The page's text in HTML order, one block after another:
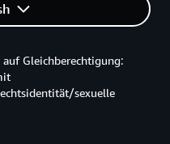
Gleichberechtigung:
sexuelle